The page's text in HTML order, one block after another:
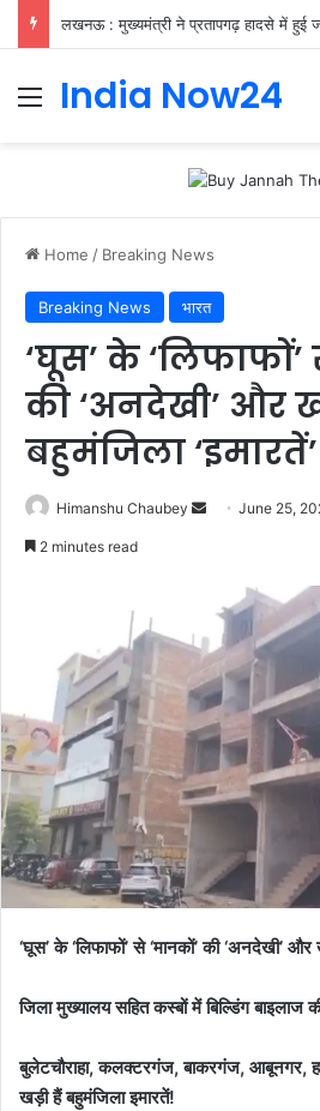
लखनऊ : मुख्यमंत्री ने प्रतापगढ़ हादसे में हुई
India Now24
Home / Breaking News
Breaking News भारत
‘घूस’ के ‘लिफाफों’
की ‘अनदेखी’ और
बहुमंजिला ‘इमारतें’
Himanshu Chaubey June 25,
2 minutes read
‘घूस’ के ‘लिफाफों’ से ‘मानकों’ की ‘अनदेखी’ और
जिला मुख्यालय सहित कस्बों में बिल्डिंग बाइलाज
बुलेटचौराहा, कलक्टरगंज, बाकरगंज, आबूनगर,
खड़ी हैं बहुमंजिला इमारतें!